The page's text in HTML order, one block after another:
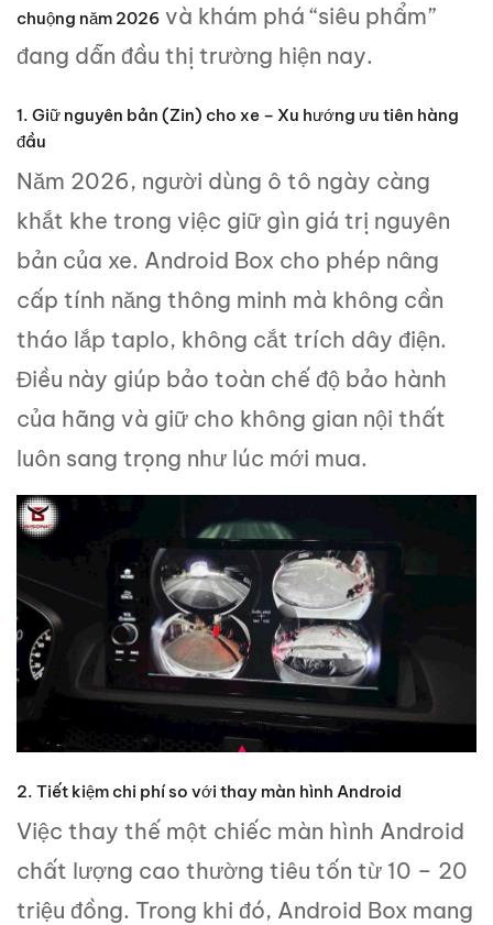
chuộng năm 2026 và khám phá “siêu phẩm”
đang dẫn đầu thị trường hiện nay.
1. Giữ nguyên bản (Zin) cho xe – Xu hướng ưu tiên hàng
đầu
Năm 2026, người dùng ô tô ngày càng
khắt khe trong việc giữ gìn giá trị nguyên
bản của xe. Android Box cho phép nâng
cấp tính năng thông minh mà không cần
tháo lắp taplo, không cắt trích dây điện.
Điều này giúp bảo toàn chế độ bảo hành
của hãng và giữ cho không gian nội thất
luôn sang trọng như lúc mới mua.
2. Tiết kiệm chi phí so với thay màn hình Android
Việc thay thế một chiếc màn hình Android
chất lượng cao thường tiêu tốn từ 10 – 20
triệu đồng. Trong khi đó, Android Box mang